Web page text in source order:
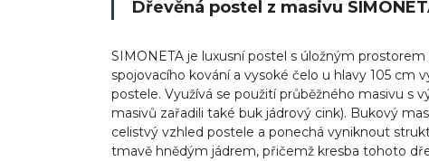
Dřevěná postel z masivu
SIMONETA je luxusní postel s úložným
spojovacího kování a vysoké čelo u hlavy 105
postele. Využívá se použití průběžného masivu s
masivů zařadili také buk jádrový cink). Bukový
celistvý vzhled postele a ponechá vyniknout
tmavě hnědým jádrem, přičemž kresba tohoto